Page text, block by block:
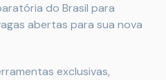
do Brasil para
abertas para sua nova
exclusivas,